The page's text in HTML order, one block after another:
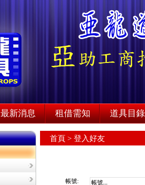
最新消息 租借需知 道具目錄
首頁 > 登入好友
帳號: